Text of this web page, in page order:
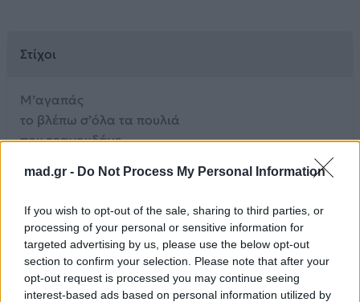
mad.gr - Do Not Process My Personal Information
If you wish to opt-out of the sale, sharing to third parties, or
processing of your personal or sensitive information for
targeted advertising by us, please use the below opt-out
section to confirm your selection. Please note that after your
opt-out request is processed you may continue seeing
interest-based ads based on personal information utilized by
Στίχοι
Μ’αγαπάς
το βλέπω σ’όλα τα πουλιά
που τραγουδάνε
καράβια σαν κινάνε
στη γειτονιά
Μ’αγαπάς
το’χω διαβάσει στο
βιβλίο της ελπίδας